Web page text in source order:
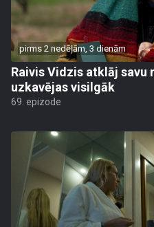
pirms 2 nedēļām, 3 dienām
Raivis Vidzis atklāj savu
uzkavējas visilgāk
69. epizode